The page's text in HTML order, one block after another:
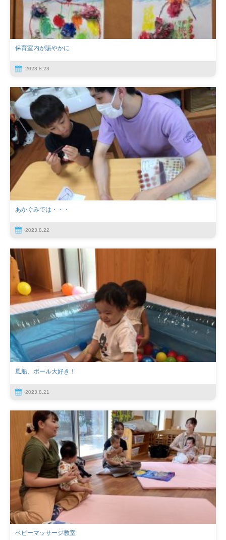
保育室内が賑やかに
2023.8.23
あかぐみでは・・・
2023.8.22
風船、ボール大好き！
2023.8.21
ベビーマッサージ教室